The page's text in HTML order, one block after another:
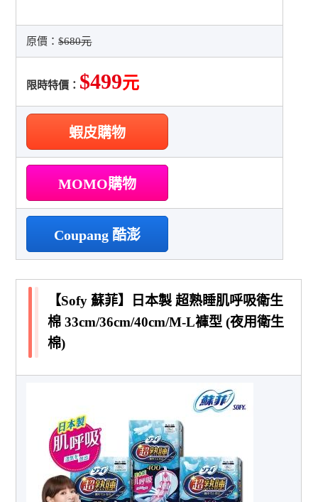
原價：$680元
限時特價： $499元
蝦皮購物
MOMO購物
Coupang 酷澎
【Sofy 蘇菲】日本製 超熟睡肌呼吸衛生
棉 33cm/36cm/40cm/M-L褲型 (夜用衛生
棉)